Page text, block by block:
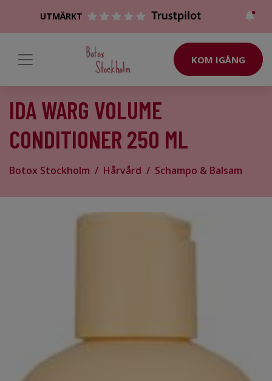
UTMÄRKT
KOM IGÅNG
IDA WARG VOLUME
CONDITIONER 250 ML
Botox Stockholm Hårvård Schampo & Balsam